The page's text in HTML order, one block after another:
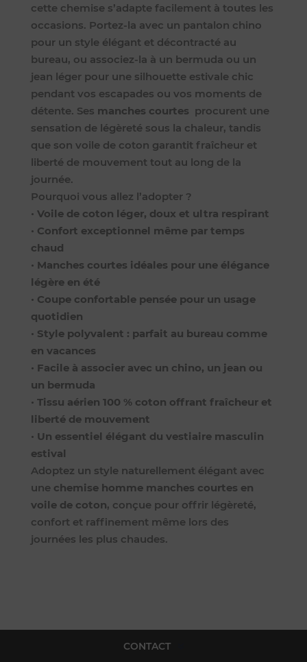
cette chemise s’adapte facilement à toutes les
occasions. Portez-la avec un pantalon chino
pour un style élégant et décontracté au
bureau, ou associez-la à un bermuda ou un
jean léger pour une silhouette estivale chic
pendant vos escapades ou vos moments de
détente. Ses manches courtes procurent une
sensation de légèreté sous la chaleur, tandis
que son voile de coton garantit fraîcheur et
liberté de mouvement tout au long de la
journée.
Pourquoi vous allez l’adopter ?
• Voile de coton léger, doux et ultra respirant
• Confort exceptionnel même par temps
chaud
• Manches courtes idéales pour une élégance
légère en été
• Coupe confortable pensée pour un usage
quotidien
• Style polyvalent : parfait au bureau comme
en vacances
• Facile à associer avec un chino, un jean ou
un bermuda
• Tissu aérien 100 % coton offrant fraîcheur et
liberté de mouvement
• Un essentiel élégant du vestiaire masculin
estival
Adoptez un style naturellement élégant avec
une chemise homme manches courtes en
voile de coton, conçue pour offrir légèreté,
confort et raffinement même lors des
journées les plus chaudes.
CONTACT